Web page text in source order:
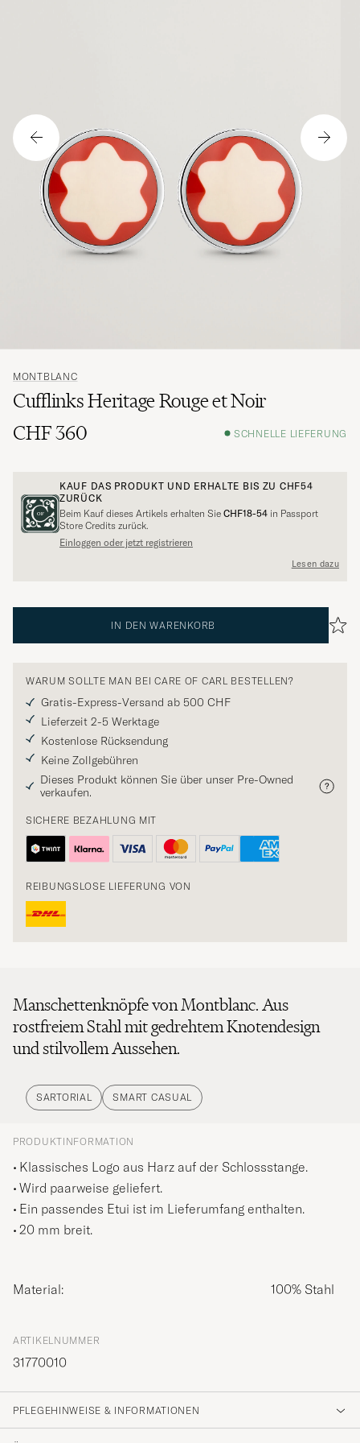
MONTBLANC
Cufflinks Heritage Rouge et Noir
CHF 360
SCHNELLE LIEFERUNG
KAUF DAS PRODUKT UND ERHALTE BIS ZU CHF54
ZURÜCK
Beim Kauf dieses Artikels erhalten Sie CHF18-54 in Passport
Store Credits zurück.
Einloggen oder jetzt registrieren
Lesen dazu
IN DEN WARENKORB
WARUM SOLLTE MAN BEI CARE OF CARL BESTELLEN?
Gratis-Express-Versand ab 500 CHF
Lieferzeit 2-5 Werktage
Kostenlose Rücksendung
Keine Zollgebühren
Dieses Produkt können Sie über unser Pre-Owned
verkaufen.
SICHERE BEZAHLUNG MIT
REIBUNGSLOSE LIEFERUNG VON
Manschettenknöpfe von Montblanc. Aus
rostfreiem Stahl mit gedrehtem Knotendesign
und stilvollem Aussehen.
SARTORIAL SMART CASUAL
PRODUKTINFORMATION
Klassisches Logo aus Harz auf der Schlossstange.
Wird paarweise geliefert.
Ein passendes Etui ist im Lieferumfang enthalten.
20 mm breit.
Material: 100% Stahl
ARTIKELNUMMER
31770010
PFLEGEHINWEISE & INFORMATIONEN